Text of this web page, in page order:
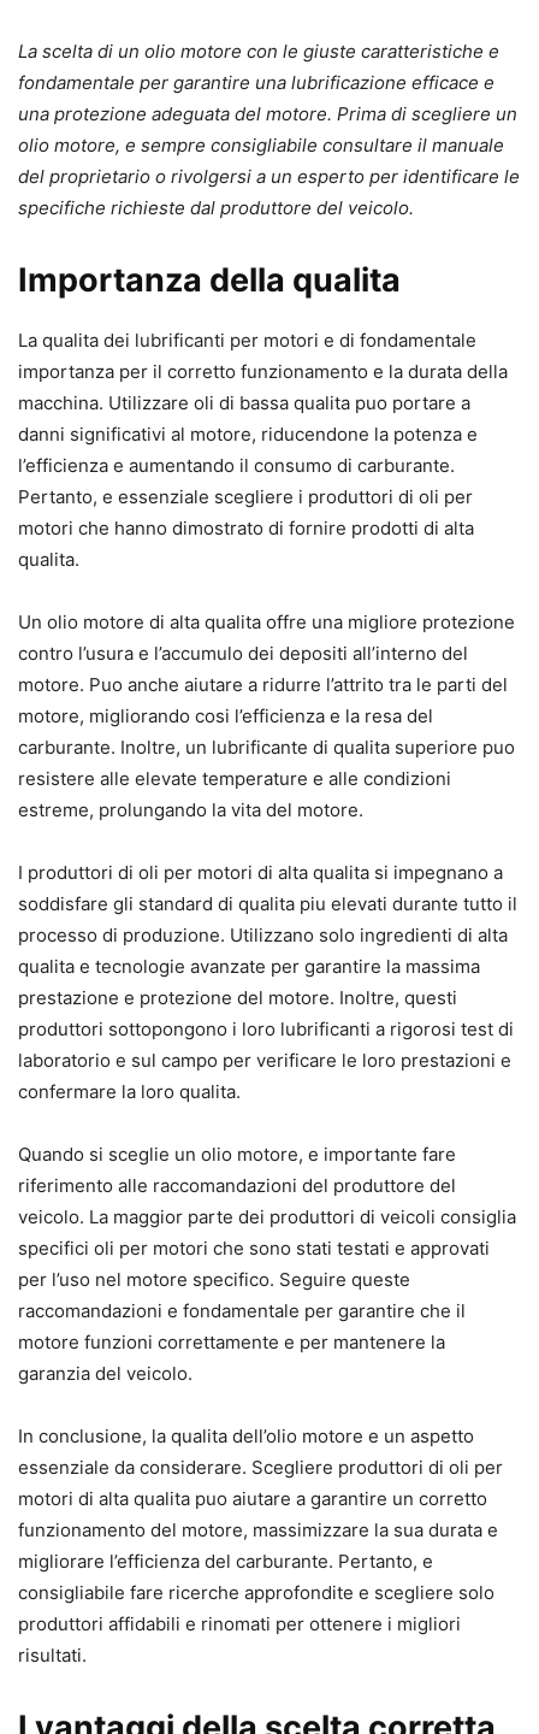
La scelta di un olio motore con le giuste caratteristiche e
fondamentale per garantire una lubrificazione efficace e
una protezione adeguata del motore. Prima di scegliere un
olio motore, e sempre consigliabile consultare il manuale
del proprietario o rivolgersi a un esperto per identificare le
specifiche richieste dal produttore del veicolo.
Importanza della qualita
La qualita dei lubrificanti per motori e di fondamentale
importanza per il corretto funzionamento e la durata della
macchina. Utilizzare oli di bassa qualita puo portare a
danni significativi al motore, riducendone la potenza e
l’efficienza e aumentando il consumo di carburante.
Pertanto, e essenziale scegliere i produttori di oli per
motori che hanno dimostrato di fornire prodotti di alta
qualita.
Un olio motore di alta qualita offre una migliore protezione
contro l’usura e l’accumulo dei depositi all’interno del
motore. Puo anche aiutare a ridurre l’attrito tra le parti del
motore, migliorando cosi l’efficienza e la resa del
carburante. Inoltre, un lubrificante di qualita superiore puo
resistere alle elevate temperature e alle condizioni
estreme, prolungando la vita del motore.
I produttori di oli per motori di alta qualita si impegnano a
soddisfare gli standard di qualita piu elevati durante tutto il
processo di produzione. Utilizzano solo ingredienti di alta
qualita e tecnologie avanzate per garantire la massima
prestazione e protezione del motore. Inoltre, questi
produttori sottopongono i loro lubrificanti a rigorosi test di
laboratorio e sul campo per verificare le loro prestazioni e
confermare la loro qualita.
Quando si sceglie un olio motore, e importante fare
riferimento alle raccomandazioni del produttore del
veicolo. La maggior parte dei produttori di veicoli consiglia
specifici oli per motori che sono stati testati e approvati
per l’uso nel motore specifico. Seguire queste
raccomandazioni e fondamentale per garantire che il
motore funzioni correttamente e per mantenere la
garanzia del veicolo.
In conclusione, la qualita dell’olio motore e un aspetto
essenziale da considerare. Scegliere produttori di oli per
motori di alta qualita puo aiutare a garantire un corretto
funzionamento del motore, massimizzare la sua durata e
migliorare l’efficienza del carburante. Pertanto, e
consigliabile fare ricerche approfondite e scegliere solo
produttori affidabili e rinomati per ottenere i migliori
risultati.